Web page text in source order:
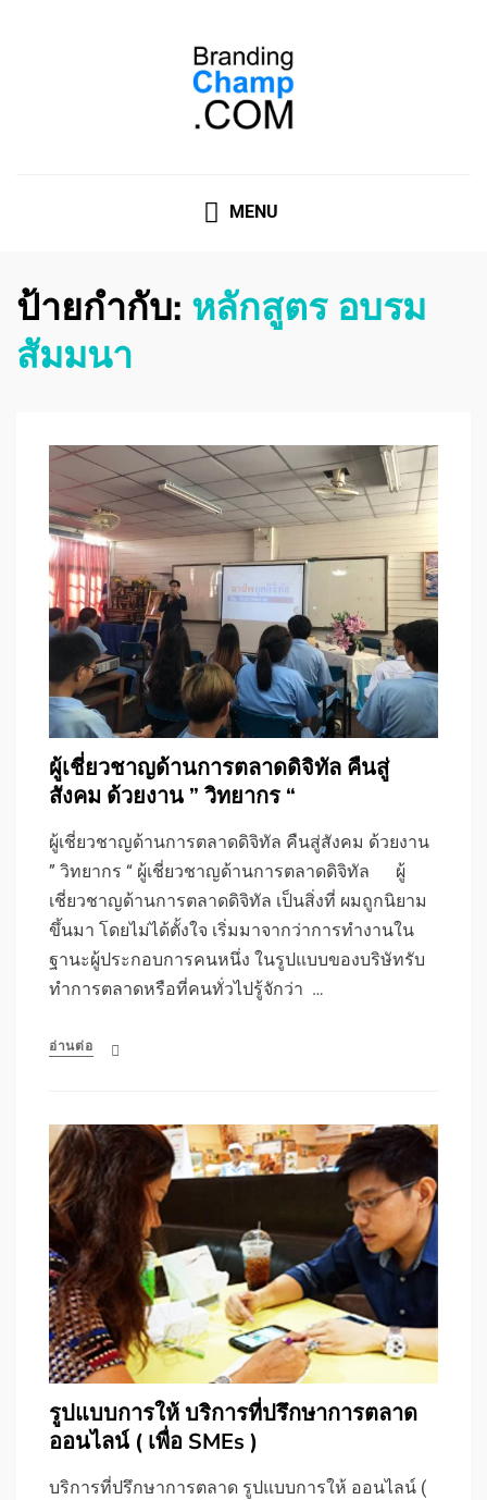
MENU
ป้ายกำกับ: หลักสูตร อบรม
สัมมนา
ผู้เชี่ยวชาญด้านการตลาดดิจิทัล คืนสู่
สังคม ด้วยงาน ” วิทยากร “
ผู้เชี่ยวชาญด้านการตลาดดิจิทัล คืนสู่สังคม ด้วยงาน
” วิทยากร “ ผู้เชี่ยวชาญด้านการตลาดดิจิทัล ผู้
เชี่ยวชาญด้านการตลาดดิจิทัล เป็นสิ่งที่ ผมถูกนิยาม
ขึ้นมา โดยไม่ได้ตั้งใจ เริ่มมาจากว่าการทำงานใน
ฐานะผู้ประกอบการคนหนึ่ง ในรูปแบบของบริษัทรับ
ทำการตลาดหรือที่คนทั่วไปรู้จักว่า …
อ่านต่อ
รูปแบบการให้ บริการที่ปรึกษาการตลาด
ออนไลน์ ( เพื่อ SMEs )
บริการที่ปรึกษาการตลาด รูปแบบการให้ ออนไลน์ (